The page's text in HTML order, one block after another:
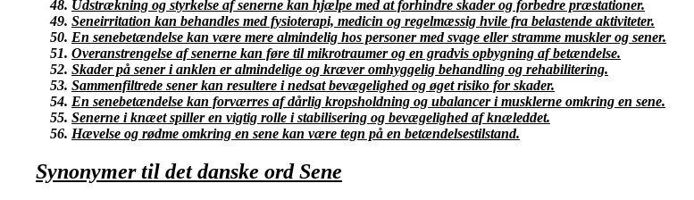
Udstrækning og styrkelse af senerne kan hjælpe med at forhindre skader og forbedre præstationer.
Seneirritation kan behandles med fysioterapi, medicin og regelmæssig hvile fra belastende aktiviteter.
En senebetændelse kan være mere almindelig hos personer med svage eller stramme muskler og sener.
Overanstrengelse af senerne kan føre til mikrotraumer og en gradvis opbygning af betændelse.
Skader på sener i anklen er almindelige og kræver omhyggelig behandling og rehabilitering.
Sammenfiltrede sener kan resultere i nedsat bevægelighed og øget risiko for skader.
En senebetændelse kan forværres af dårlig kropsholdning og ubalancer i musklerne omkring en sene.
Senerne i knæet spiller en vigtig rolle i stabilisering og bevægelighed af knæleddet.
Hævelse og rødme omkring en sene kan være tegn på en betændelsestilstand.
Synonymer til det danske ord Sene